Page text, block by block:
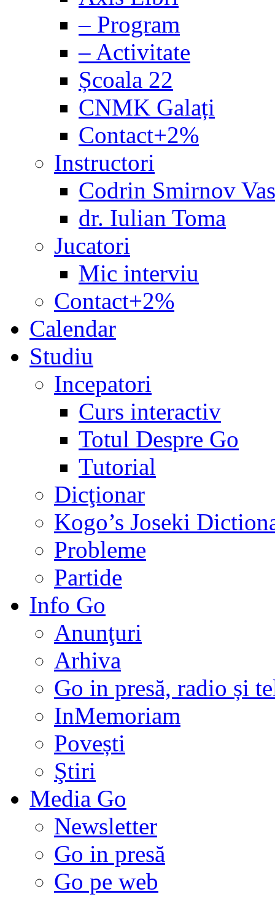
– Program
– Activitate
Școala 22
CNMK Galați
Contact+2%
Instructori
Codrin Smirnov
dr. Iulian Toma
Jucatori
Mic interviu
Contact+2%
Calendar
Studiu
Incepatori
Curs interactiv
Totul Despre Go
Tutorial
Dicţionar
Kogo’s Joseki
Probleme
Partide
Info Go
Anunţuri
Arhiva
Go in presă, radio și
InMemoriam
Povești
Ştiri
Media Go
Newsletter
Go in presă
Go pe web